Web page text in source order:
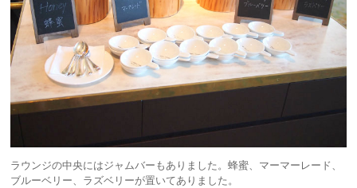
ラウンジの中央にはジャムバーもありました。蜂蜜、マーマーレード、
ブルーベリー、ラズベリーが置いてありました。